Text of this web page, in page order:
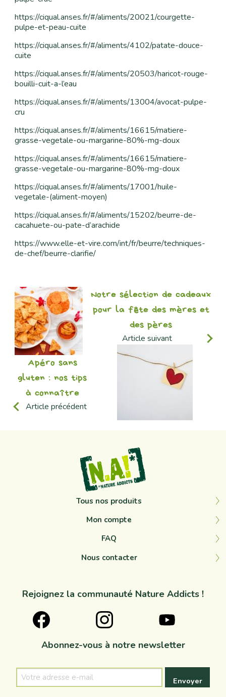
https://ciqual.anses.fr/#/aliments/20021/courgette-
pulpe-et-peau-cuite
https://ciqual.anses.fr/#/aliments/4102/patate-douce-
cuite
https://ciqual.anses.fr/#/aliments/20503/haricot-rouge-
bouilli-cuit-a-l’eau
https://ciqual.anses.fr/#/aliments/13004/avocat-pulpe-
cru
https://ciqual.anses.fr/#/aliments/16615/matiere-
grasse-vegetale-ou-margarine-80%-mg-doux
https://ciqual.anses.fr/#/aliments/16615/matiere-
grasse-vegetale-ou-margarine-80%-mg-doux
https://ciqual.anses.fr/#/aliments/17001/huile-
vegetale-(aliment-moyen)
https://ciqual.anses.fr/#/aliments/15202/beurre-de-
cacahuete-ou-pate-d’arachide
https://www.elle-et-vire.com/int/fr/beurre/techniques-
de-chef/beurre-clarifie/
Apéro sans
gluten : nos tips
à connaître
Article précédent
Notre sélection de cadeaux
pour la fête des mères et
des pères
Article suivant
Tous nos produits
Mon compte
FAQ
Nous contacter
Rejoignez la communauté Nature Addicts !
Abonnez-vous à notre newsletter
Votre
adresse